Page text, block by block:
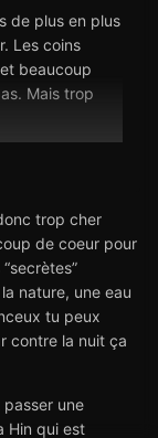
de plus en plus
Les coins
beaucoup
Mais trop
sinon Koh
Lanta: de la
trop cher
de coeur pour
nature, une eau
tu peux
contre la nuit ça
passer une
Hin qui est